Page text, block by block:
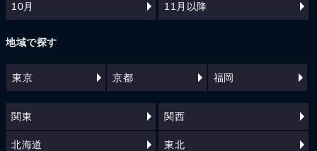
10月 11月以降
地域で探す
東京 京都 福岡
関東 関西
北海道 東北